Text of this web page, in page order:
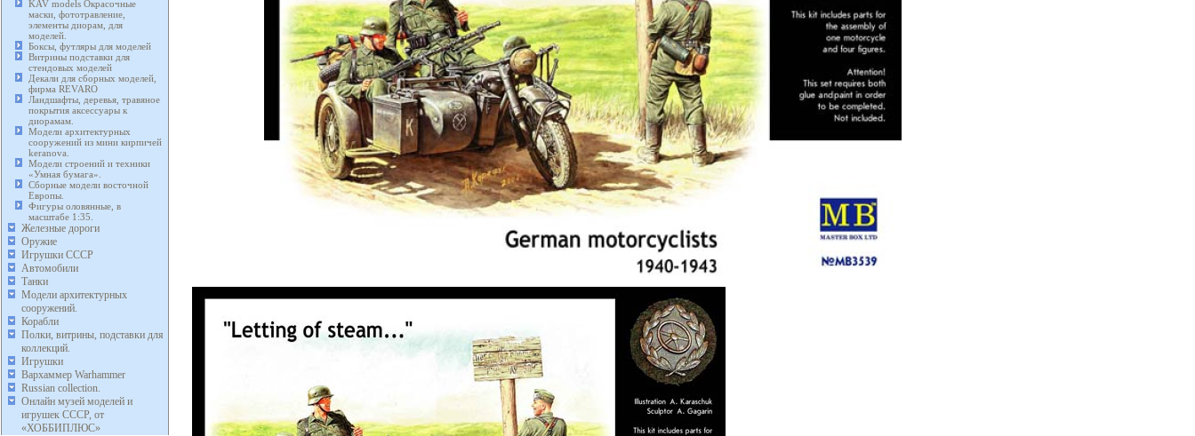
KAV models Окрасочные
маски, фототравление,
элементы диорам, для
моделей.
Боксы, футляры для моделей
Витрины подставки для
стендовых моделей
Декали для сборных моделей,
фирма REVARO
Ландшафты, деревья, травяное
покрытия аксессуары к
диорамам.
Модели архитектурных
сооружений из мини кирпичей
keranova.
Модели строений и техники
«Умная бумага».
Сборные модели восточной
Европы.
Фигуры оловянные, в
масштабе 1:35.
Железные дороги
Оружие
Игрушки СССР
Автомобили
Танки
Модели архитектурных
сооружений.
Корабли
Полки, витрины, подставки для
коллекций.
Игрушки
Вархаммер Warhammer
Russian collection.
Онлайн музей моделей и
игрушек СССР, от
«ХОББИПЛЮС»